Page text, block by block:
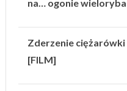
na… ogonie wieloryba
Zderzenie
[FILM]